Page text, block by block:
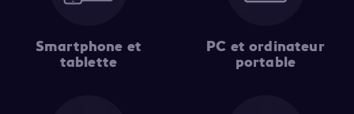
Smartphone et
tablette
PC et ordinateur
portable